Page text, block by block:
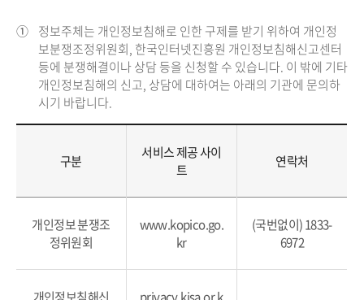
① 정보주체는 개인정보침해로 인한 구제를 받기 위하여 개인정
보분쟁조정위원회, 한국인터넷진흥원 개인정보침해신고센터
등에 분쟁해결이나 상담 등을 신청할 수 있습니다. 이 밖에 기타
개인정보침해의 신고, 상담에 대하여는 아래의 기관에 문의하
시기 바랍니다.
구분
서비스 제공 사이
트
연락처
개인정보 분쟁조
정위원회
www.kopico.go.
kr
(국번없이) 1833-
6972
개인정보침해신 privacy.kisa.or.k